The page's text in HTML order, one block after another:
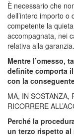
È necessario che
dell’intero importo o
competente la
accompagnata, nei
relativa alla garanzia.
Mentre l’omesso,
definite comporta
con la
MA, IN SOSTANZA,
RICORRERE
Perché la
un terzo rispetto